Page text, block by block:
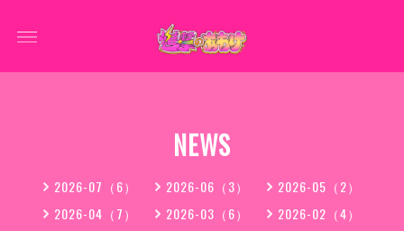
NEWS
2026-07（6） 2026-06（3）
2026-05（2）
2026-04（7）
2026-03（6）
2026-02（4）